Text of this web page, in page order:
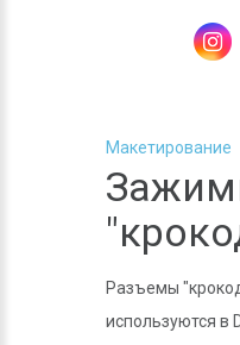
Макетирование
Разъемы
используются в